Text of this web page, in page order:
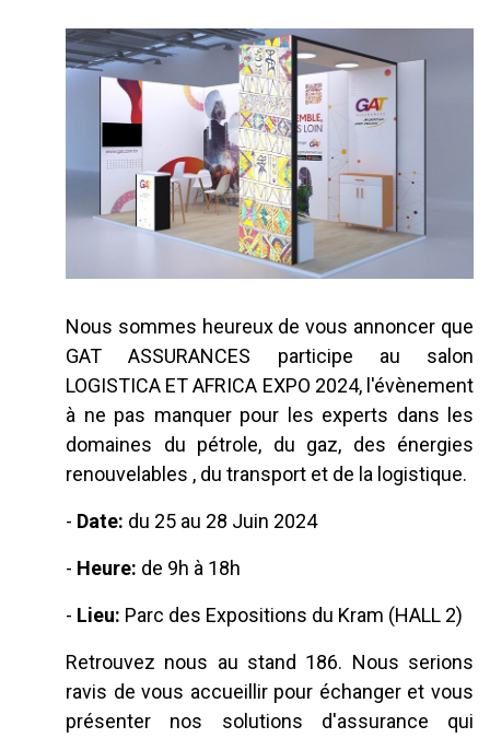
Nous sommes heureux de vous annoncer que
GAT ASSURANCES participe au salon
LOGISTICA ET AFRICA EXPO 2024, l'évènement
à ne pas manquer pour les experts dans les
domaines du pétrole, du gaz, des énergies
renouvelables , du transport et de la logistique.
- Date: du 25 au 28 Juin 2024
- Heure: de 9h à 18h
- Lieu: Parc des Expositions du Kram (HALL 2)
Retrouvez nous au stand 186. Nous serions
ravis de vous accueillir pour échanger et vous
présenter nos solutions d'assurance qui